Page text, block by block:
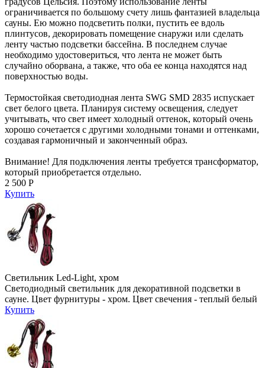
ограничивается по большому счету лишь фантазией владельца
сауны. Ею можно подсветить полки, пустить ее вдоль
плинтусов, декорировать помещение снаружи или сделать
ленту частью подсветки бассейна. В последнем случае
необходимо удостовериться, что лента не может быть
случайно оборвана, а также, что оба ее конца находятся над
поверхностью воды.
Термостойкая светодиодная лента SWG SMD 2835 испускает
свет белого цвета. Планируя систему освещения, следует
учитывать, что свет имеет холодный оттенок, который очень
хорошо сочетается с другими холодными тонами и оттенками,
создавая гармоничный и законченный образ.
Внимание! Для подключения ленты требуется трансформатор,
который приобретается отдельно.
2 500 Р
Купить
Светильник Led-Light, хром
Светодиодный светильник для декоративной подсветки в
сауне. Цвет фурнитуры - хром. Цвет свечения - теплый белый
Купить